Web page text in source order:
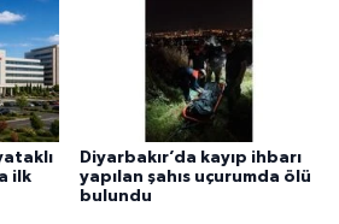
ilk
Diyarbakır’da kayıp ihbarı
yapılan şahıs uçurumda ölü
bulundu